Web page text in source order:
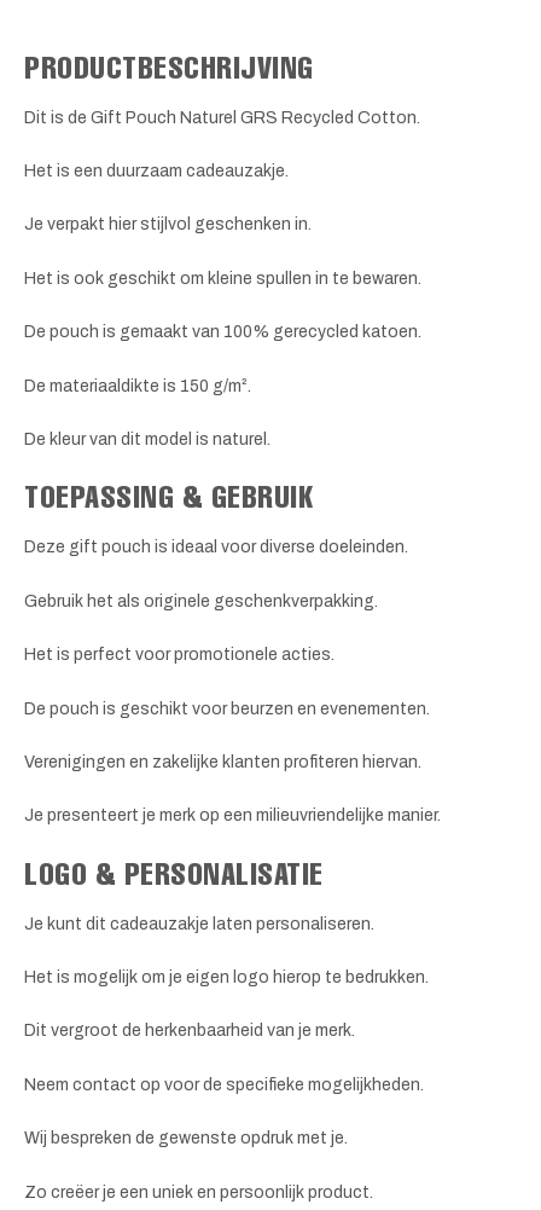
PRODUCTBESCHRIJVING
Dit is de Gift Pouch Naturel GRS Recycled Cotton.
Het is een duurzaam cadeauzakje.
Je verpakt hier stijlvol geschenken in.
Het is ook geschikt om kleine spullen in te bewaren.
De pouch is gemaakt van 100% gerecycled katoen.
De materiaaldikte is 150 g/m².
De kleur van dit model is naturel.
TOEPASSING & GEBRUIK
Deze gift pouch is ideaal voor diverse doeleinden.
Gebruik het als originele geschenkverpakking.
Het is perfect voor promotionele acties.
De pouch is geschikt voor beurzen en evenementen.
Verenigingen en zakelijke klanten profiteren hiervan.
Je presenteert je merk op een milieuvriendelijke manier.
LOGO & PERSONALISATIE
Je kunt dit cadeauzakje laten personaliseren.
Het is mogelijk om je eigen logo hierop te bedrukken.
Dit vergroot de herkenbaarheid van je merk.
Neem contact op voor de specifieke mogelijkheden.
Wij bespreken de gewenste opdruk met je.
Zo creëer je een uniek en persoonlijk product.